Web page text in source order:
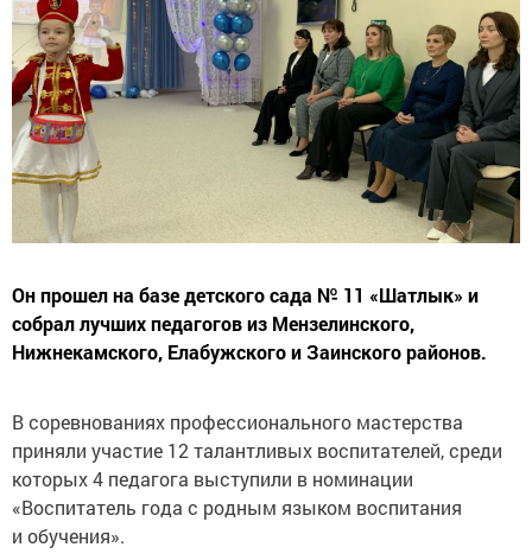
Он прошел на базе детского сада № 11 «Шатлык» и
собрал лучших педагогов из Мензелинского,
Нижнекамского, Елабужского и Заинского районов.
В соревнованиях профессионального мастерства
приняли участие 12 талантливых воспитателей, среди
которых 4 педагога выступили в номинации
«Воспитатель года с родным языком воспитания
и обучения».